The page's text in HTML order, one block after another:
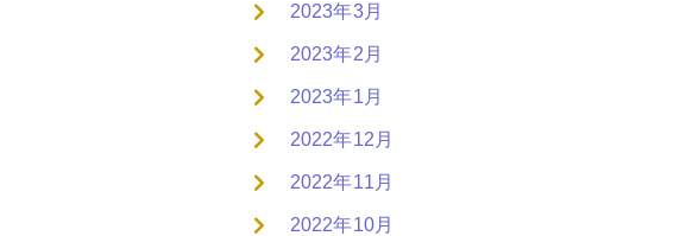
2023年3月
2023年2月
2023年1月
2022年12月
2022年11月
2022年10月